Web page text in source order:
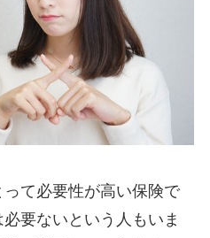
て必要性が高い保険で
要ないという人もいま